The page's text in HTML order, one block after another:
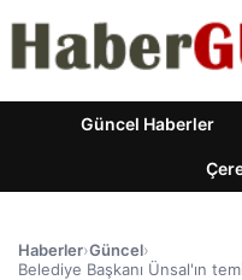
Güncel Haberler
Haberler›Güncel›
Belediye Başkanı Ünsal'ın